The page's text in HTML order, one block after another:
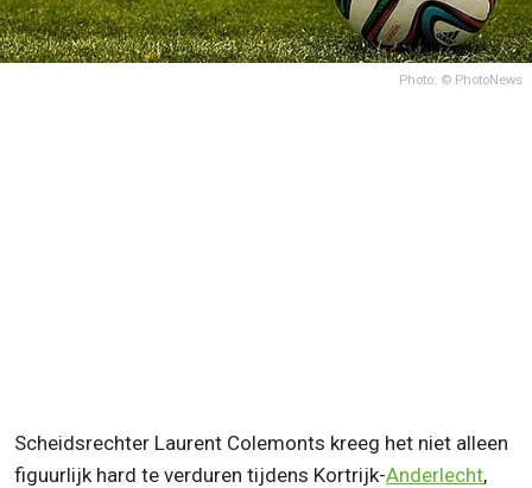
Photo: © PhotoNews
Scheidsrechter Laurent Colemonts kreeg het niet alleen
figuurlijk hard te verduren tijdens Kortrijk-Anderlecht,